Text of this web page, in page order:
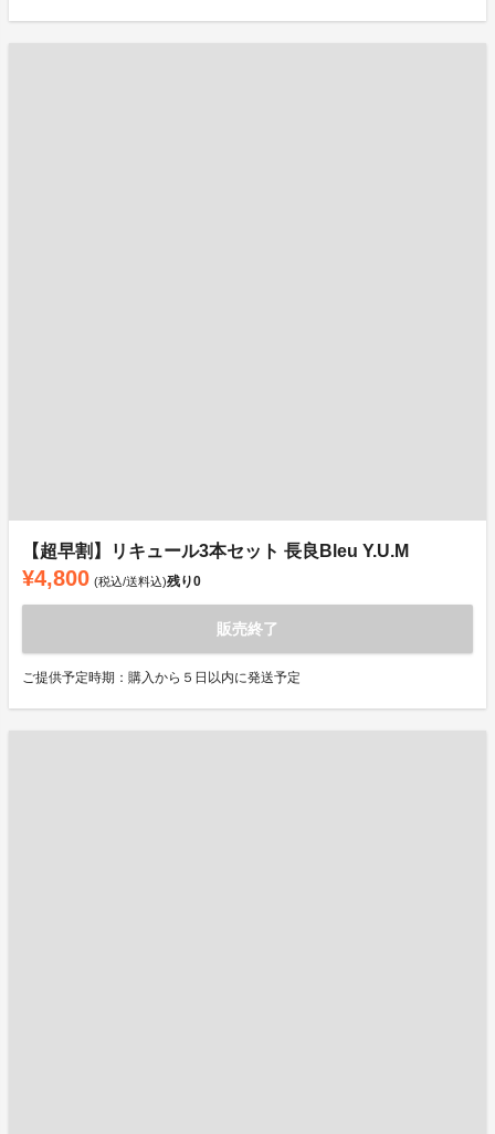
【超早割】リキュール3本セット 長良Bleu Y.U.M
¥4,800 (税込/送料込)残り0
販売終了
ご提供予定時期：購入から５日以内に発送予定